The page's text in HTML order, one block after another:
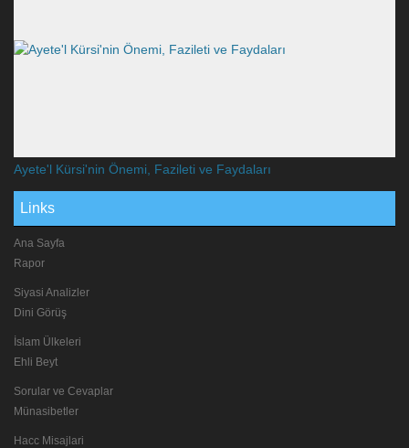
Ayete'l Kürsi'nin Önemi, Fazileti ve Faydaları
Links
Ana Sayfa
Rapor
Siyasi Analizler
Dini Görüş
İslam Ülkeleri
Ehli Beyt
Sorular ve Cevaplar
Münasibetler
Hacc Misajlari